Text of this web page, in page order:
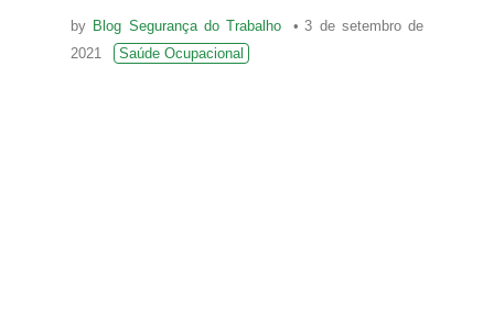
by Blog Segurança do Trabalho
3 de setembro de
2021
Saúde Ocupacional